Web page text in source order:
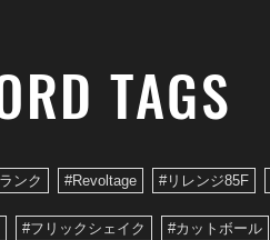
TAGS
ンク #Revoltage #リレンジ85F
#フリックシェイク #カットボール